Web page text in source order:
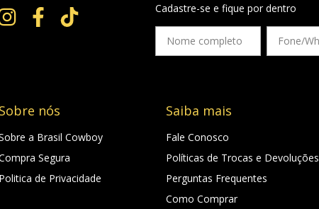
Cadastre-se e fique por dentro
nós
a Brasil Cowboy
Segura
de Privacidade
Saiba mais
Fale Conosco
Políticas de Trocas e Devoluções
Perguntas Frequentes
Como Comprar